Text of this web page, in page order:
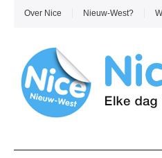
Over Nice Nieuw-West?